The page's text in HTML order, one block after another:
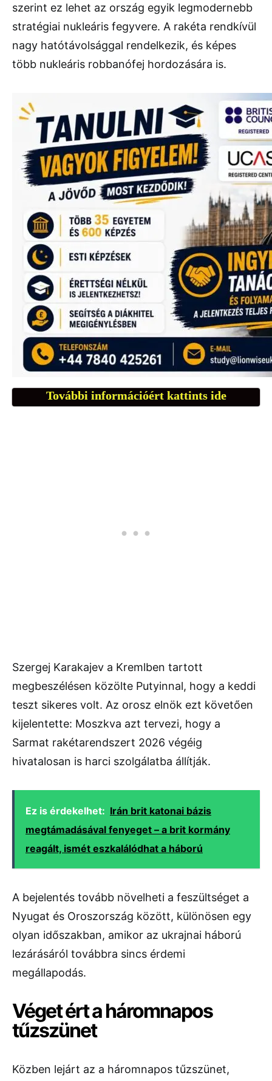
szerint ez lehet az ország egyik legmodernebb
stratégiai nukleáris fegyvere. A rakéta rendkívül
nagy hatótávolsággal rendelkezik, és képes
több nukleáris robbanófej hordozására is.
További információért kattints ide
Szergej Karakajev a Kremlben tartott
megbeszélésen közölte Putyinnal, hogy a keddi
teszt sikeres volt. Az orosz elnök ezt követően
kijelentette: Moszkva azt tervezi, hogy a
Sarmat rakétarendszert 2026 végéig
hivatalosan is harci szolgálatba állítják.
Ez is érdekelhet: Irán brit katonai bázis
megtámadásával fenyeget – a brit kormány
reagált, ismét eszkalálódhat a háború
A bejelentés tovább növelheti a feszültséget a
Nyugat és Oroszország között, különösen egy
olyan időszakban, amikor az ukrajnai háború
lezárásáról továbbra sincs érdemi
megállapodás.
Véget ért a háromnapos
tűzszünet
Közben lejárt az a háromnapos tűzszünet,